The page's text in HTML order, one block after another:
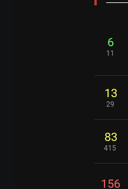
6
11
13
29
83
415
156